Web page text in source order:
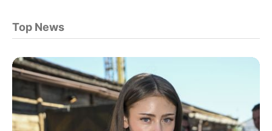
Top News